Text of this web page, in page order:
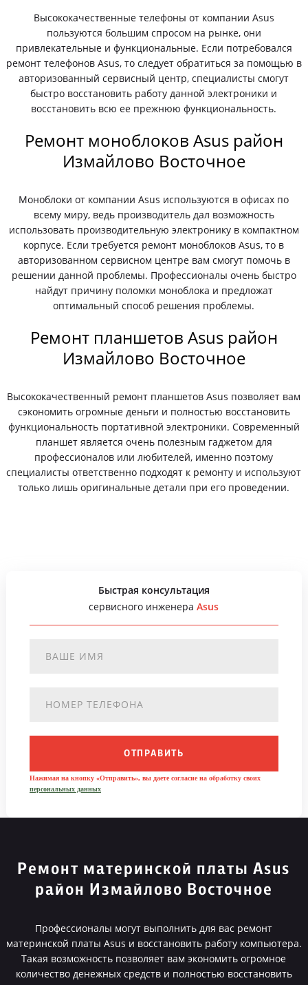
Высококачественные телефоны от компании Asus
пользуются большим спросом на рынке, они
привлекательные и функциональные. Если потребовался
ремонт телефонов Asus, то следует обратиться за помощью в
авторизованный сервисный центр, специалисты смогут
быстро восстановить работу данной электроники и
восстановить всю ее прежнюю функциональность.
Ремонт моноблоков Asus район
Измайлово Восточное
Моноблоки от компании Asus используются в офисах по
всему миру, ведь производитель дал возможность
использовать производительную электронику в компактном
корпусе. Если требуется ремонт моноблоков Asus, то в
авторизованном сервисном центре вам смогут помочь в
решении данной проблемы. Профессионалы очень быстро
найдут причину поломки моноблока и предложат
оптимальный способ решения проблемы.
Ремонт планшетов Asus район
Измайлово Восточное
Высококачественный ремонт планшетов Asus позволяет вам
сэкономить огромные деньги и полностью восстановить
функциональность портативной электроники. Современный
планшет является очень полезным гаджетом для
профессионалов или любителей, именно поэтому
специалисты ответственно подходят к ремонту и используют
только лишь оригинальные детали при его проведении.
Быстрая консультация
сервисного инженераAsus
ОТПРАВИТЬ
Нажимая на кнопку «Отправить», вы даете согласие на обработку своих
персональных данных
Ремонт материнской платы Asus
район Измайлово Восточное
Профессионалы могут выполнить для вас ремонт
материнской платы Asus и восстановить работу компьютера.
Такая возможность позволяет вам экономить огромное
количество денежных средств и полностью восстановить